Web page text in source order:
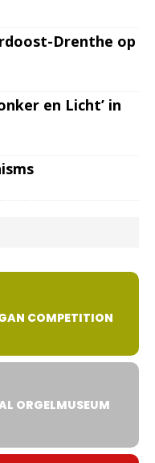
Drenthe op
en Licht’ in
COMPETITION
ORGELMUSEUM